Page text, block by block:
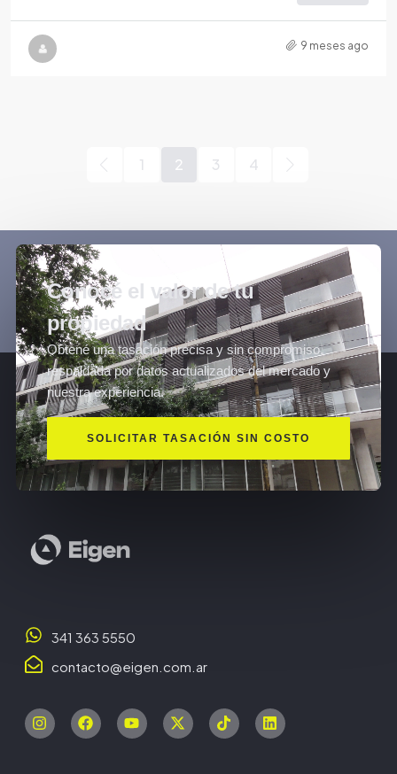
9 meses ago
1 2 3 4
Conocé el valor de tu
propiedad
Obtené una tasación precisa y sin compromiso,
respaldada por datos actualizados del mercado y
nuestra experiencia.
SOLICITAR TASACIÓN SIN COSTO
341 363 5550
contacto@eigen.com.ar